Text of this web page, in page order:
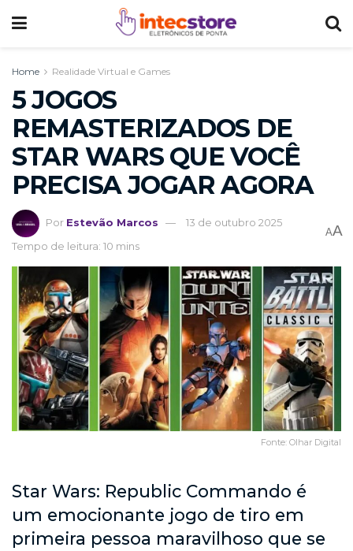
Home Realidade Virtual e Games
5 JOGOS
REMASTERIZADOS DE
STAR WARS QUE VOCÊ
PRECISA JOGAR AGORA
Por Estevão Marcos
13 de outubro 2025
Tempo de leitura: 10 mins
AA
Fonte: Olhar Digital
Star Wars: Republic Commando é
um emocionante jogo de tiro em
primeira pessoa maravilhoso que se